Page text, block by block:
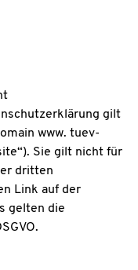
gilt
www. tuev-
Sie gilt nicht für
dritten
Link auf der
gelten die